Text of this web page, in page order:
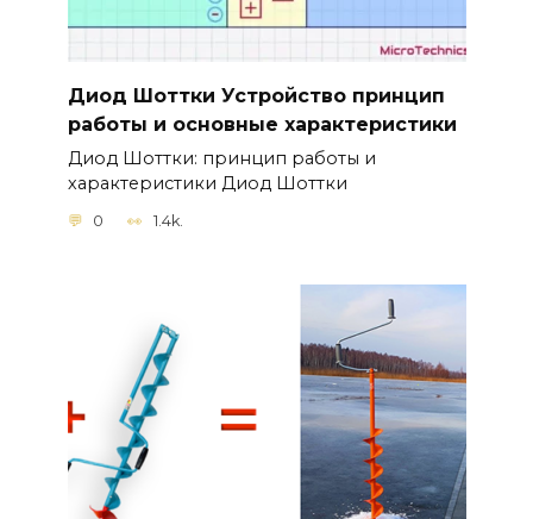
Диод Шоттки Устройство принцип
работы и основные характеристики
Диод Шоттки: принцип работы и
характеристики Диод Шоттки
0 1.4k.